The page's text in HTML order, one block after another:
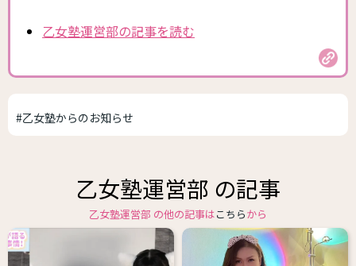
乙女塾運営部の記事を読む
#乙女塾からのお知らせ
乙女塾運営部 の記事
乙女塾運営部 の他の記事はこちらから